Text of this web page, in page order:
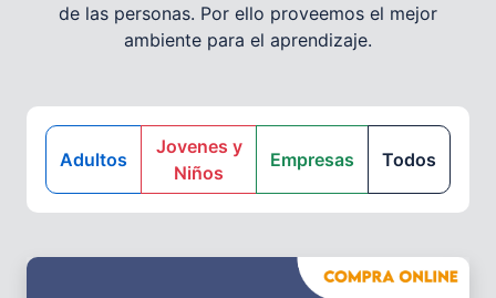
de las personas. Por ello proveemos el mejor
ambiente para el aprendizaje.
Adultos
Jovenes y
Niños
Empresas Todos